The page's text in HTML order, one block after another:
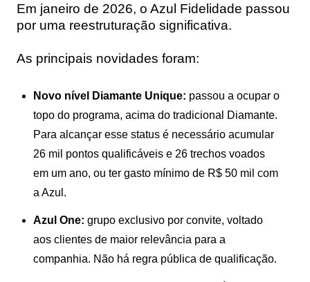
Em janeiro de 2026, o Azul Fidelidade passou
por uma reestruturação significativa.
As principais novidades foram:
Novo nível Diamante Unique: passou a ocupar o
topo do programa, acima do tradicional Diamante.
Para alcançar esse status é necessário acumular
26 mil pontos qualificáveis e 26 trechos voados
em um ano, ou ter gasto mínimo de R$ 50 mil com
a Azul.
Azul One: grupo exclusivo por convite, voltado
aos clientes de maior relevância para a
companhia. Não há regra pública de qualificação.